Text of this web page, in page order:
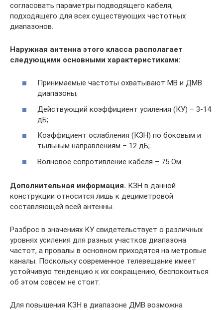
согласовать параметры подводящего кабеля,
подходящего для всех существующих частотных
диапазонов.
Наружная антенна этого класса располагает
следующими основными характеристиками:
Принимаемые частоты охватывают МВ и ДМВ
диапазоны;
Действующий коэффициент усиления (КУ) – 3-14
дБ;
Коэффициент ослабления (КЗН) по боковым и
тыльным направлениям – 12 дБ;
Волновое сопротивление кабеля – 75 Ом.
Дополнительная информация. КЗН в данной
конструкции относится лишь к дециметровой
составляющей всей антенны.
Разброс в значениях КУ свидетельствует о различных
уровнях усиления для разных участков диапазона
частот, а провалы в основном приходятся на метровые
каналы. Поскольку современное телевещание имеет
устойчивую тенденцию к их сокращению, беспокоиться
об этом совсем не стоит.
Для повышения КЗН в диапазоне ДМВ возможна